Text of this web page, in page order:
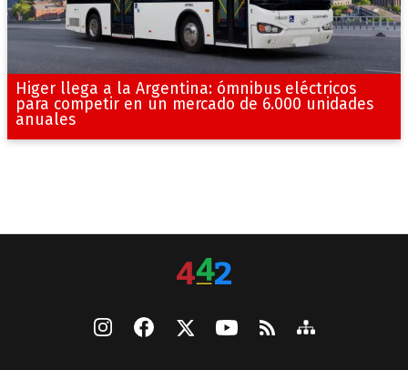
Higer llega a la Argentina: ómnibus eléctricos
para competir en un mercado de 6.000 unidades
anuales